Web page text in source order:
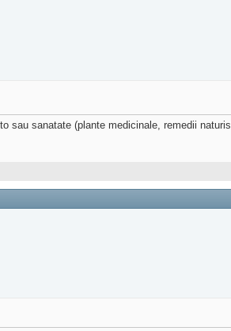
sanatate (plante medicinale, remedii